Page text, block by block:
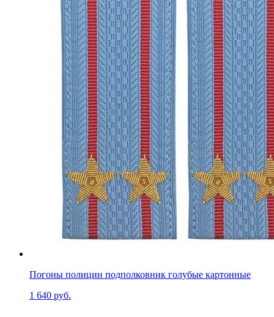
Погоны полиции подполковник голубые картонные
1 640 руб.